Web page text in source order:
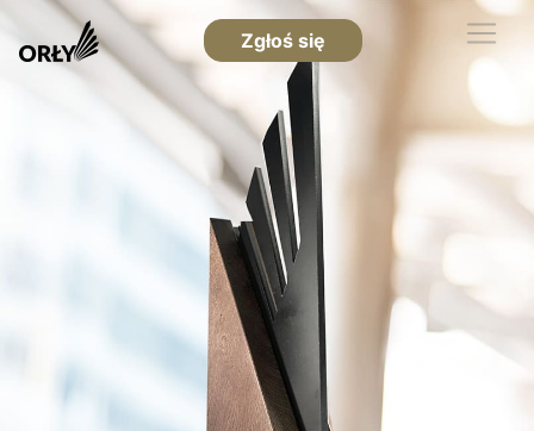
Zgłoś się